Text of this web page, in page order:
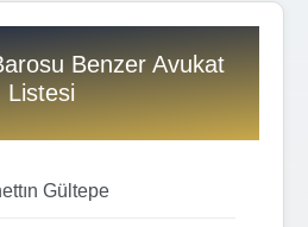
Benzer Avukat
Listesi
Gültepe